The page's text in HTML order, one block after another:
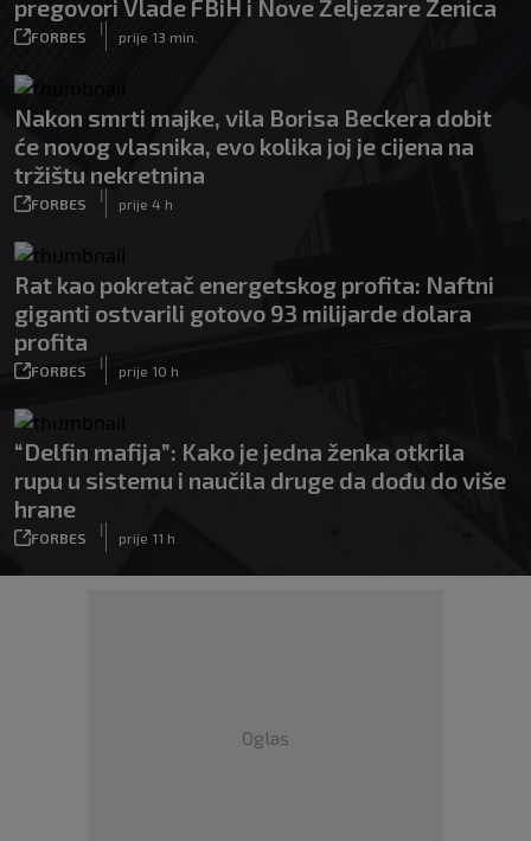
pregovori Vlade FBiH i Nove Željezare Zenica
FORBES
|
prije 13 min.
Nakon smrti majke, vila Borisa Beckera dobit
će novog vlasnika, evo kolika joj je cijena na
tržištu nekretnina
FORBES
|
prije 4 h
Rat kao pokretač energetskog profita: Naftni
giganti ostvarili gotovo 93 milijarde dolara
profita
FORBES
|
prije 10 h
“Delfin mafija”: Kako je jedna ženka otkrila
rupu u sistemu i naučila druge da dođu do više
hrane
FORBES
|
prije 11 h
Oglas